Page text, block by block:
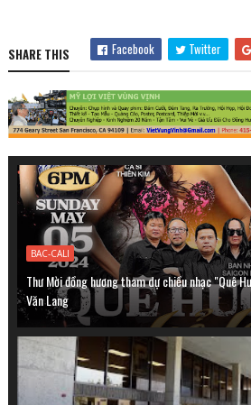
SHARE THIS Facebook Twitter
BAC-CALI
Thư Mời đồng hương tham dự chiều nhạc "Quê
Văn Lang